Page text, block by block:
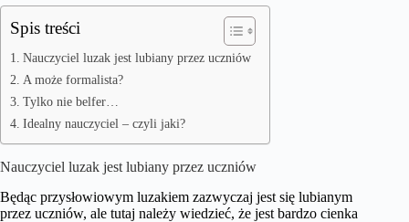
Spis treści
Nauczyciel luzak jest lubiany przez uczniów
A może formalista?
Tylko nie belfer…
Idealny nauczyciel – czyli jaki?
Nauczyciel luzak jest lubiany przez uczniów
Będąc przysłowiowym luzakiem zazwyczaj jest się lubianym
przez uczniów, ale tutaj należy wiedzieć, że jest bardzo cienka